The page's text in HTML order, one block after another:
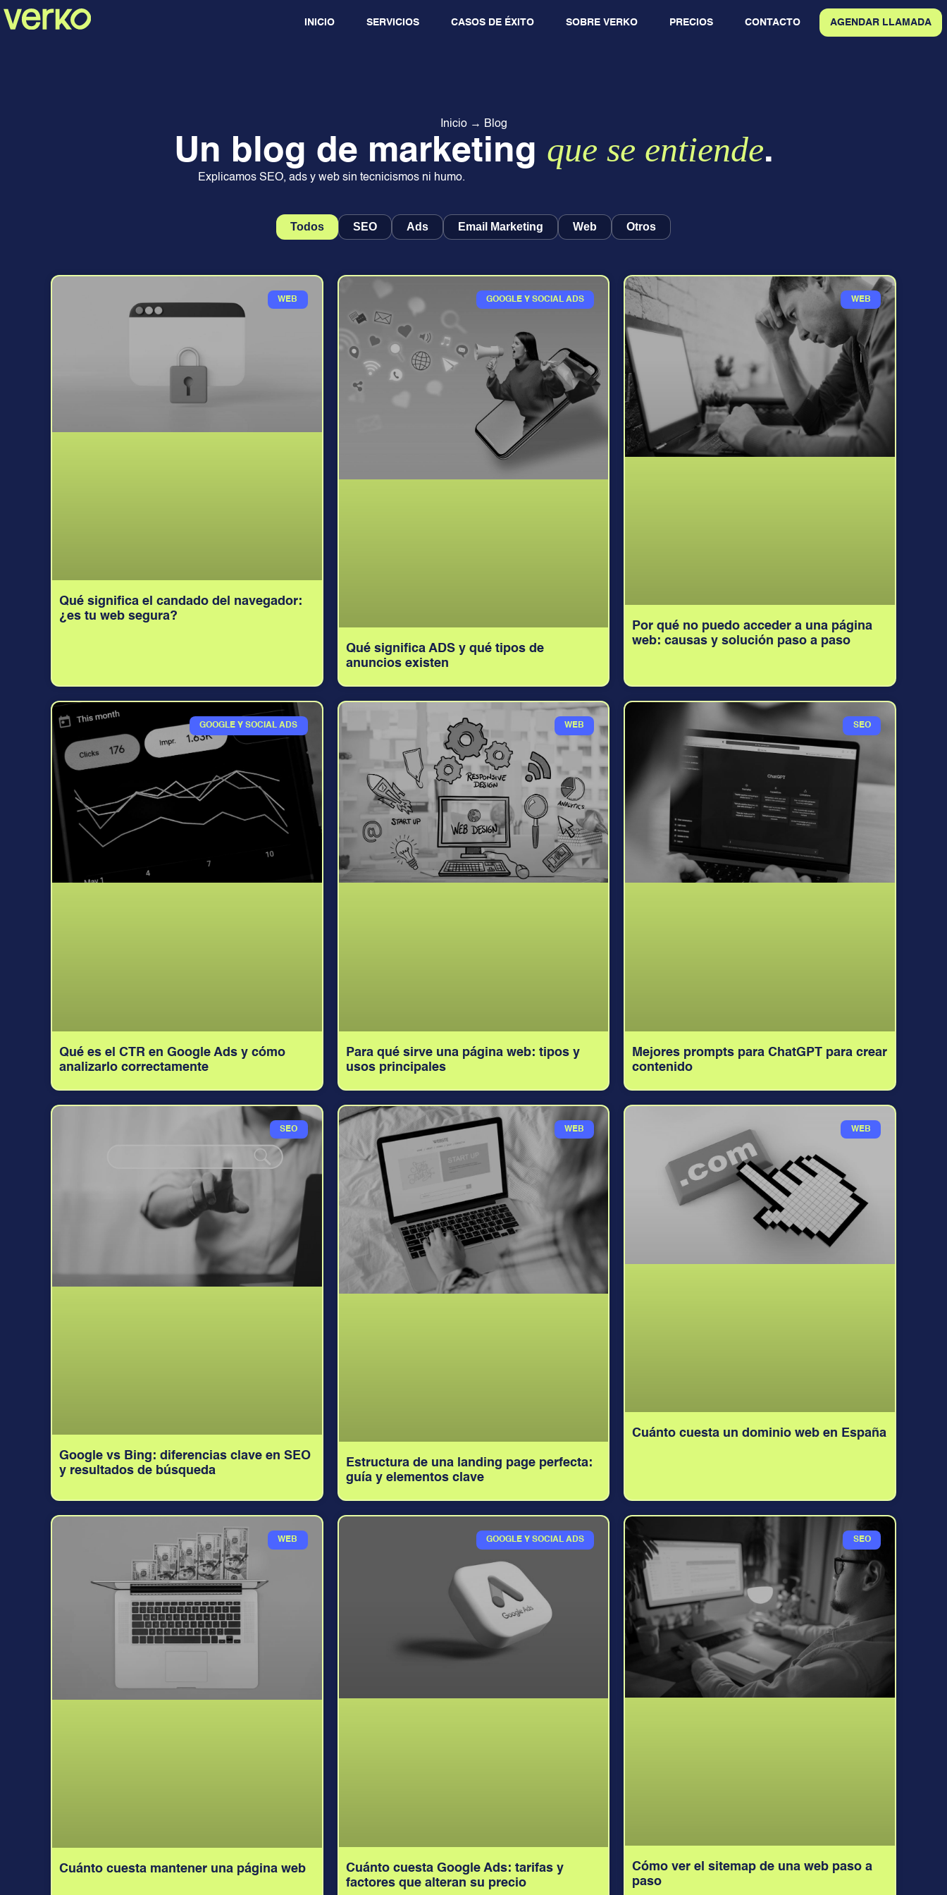
INICIO SERVICIOS CASOS DE ÉXITO SOBRE VERKO PRECIOS CONTACTO AGENDAR LLAMADA
Inicio→ Blog
Un blog de marketing que se entiende.
Explicamos SEO, ads y web sin tecnicismos ni humo.
Todos SEO Ads Email Marketing Web Otros
WEB
Qué significa el candado del navegador:
¿es tu web segura?
GOOGLE Y SOCIAL ADS
Qué significa ADS y qué tipos de
anuncios existen
WEB
Por qué no puedo acceder a una página
web: causas y solución paso a paso
GOOGLE Y SOCIAL ADS
Qué es el CTR en Google Ads y cómo
analizarlo correctamente
WEB
Para qué sirve una página web: tipos y
usos principales
SEO
Mejores prompts para ChatGPT para crear
contenido
SEO
Google vs Bing: diferencias clave en SEO
y resultados de búsqueda
WEB
Estructura de una landing page perfecta:
guía y elementos clave
WEB
Cuánto cuesta un dominio web en España
WEB
Cuánto cuesta mantener una página web
GOOGLE Y SOCIAL ADS
Cuánto cuesta Google Ads: tarifas y
factores que alteran su precio
SEO
Cómo ver el sitemap de una web paso a
paso